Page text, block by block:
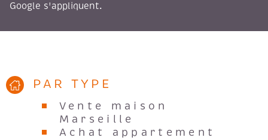
Marseille
Achat appartement
Marseille